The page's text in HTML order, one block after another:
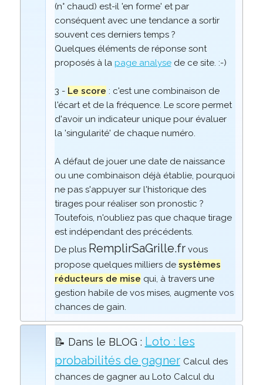
(n° chaud) est-il 'en forme' et par
conséquent avec une tendance a sortir
souvent ces derniers temps ?
Quelques éléments de réponse sont
proposés à la page analysede ce site. :-)
3 - Le score : c'est une combinaison de
l'écart et de la fréquence. Le score permet
d'avoir un indicateur unique pour évaluer
la 'singularité' de chaque numéro.
A défaut de jouer une date de naissance
ou une combinaison déjà établie, pourquoi
ne pas s'appuyer sur l'historique des
tirages pour réaliser son pronostic ?
Toutefois, n'oubliez pas que chaque tirage
est indépendant des précédents.
De plus RemplirSaGrille.frvous
propose quelques milliers de systèmes
réducteurs de mise qui, à travers une
gestion habile de vos mises, augmente vos
chances de gain.
📝 Dans le BLOG : Loto : les
probabilités de gagner Calcul des
chances de gagner au Loto Calcul du